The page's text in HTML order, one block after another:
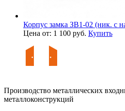
Корпус замка ЗВ1-02 (ник. с
Цена от: 1 100 руб. Купить
Производство металлических
металлоконструкций